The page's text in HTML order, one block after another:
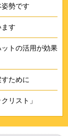
勢です
す
トの活用が効果
ために
リスト」